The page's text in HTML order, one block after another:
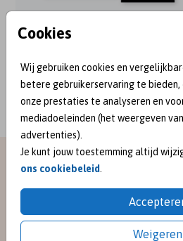
Cookies
Wij gebruiken cookies en
betere gebruikerservaring te bieden,
onze prestaties te analyseren en
mediadoeleinden (het weergeven
advertenties).
Je kunt jouw toestemming altijd
ons cookiebeleid
Weigeren
BEKEND VAN:
meet
SOCIAL
Instagram